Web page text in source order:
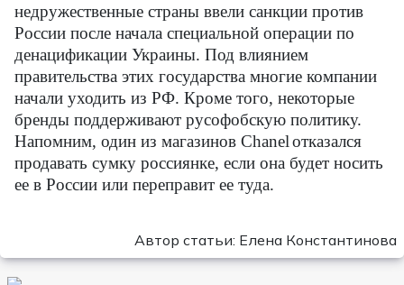
недружественные страны ввели санкции против
России после начала специальной операции по
денацификации Украины. Под влиянием
правительства этих государства многие компании
начали уходить из РФ. Кроме того, некоторые
бренды поддерживают русофобскую политику.
Напомним, один из магазинов Chanelотказался
продавать сумку россиянке, если она будет носить
ее в России или переправит ее туда.
Автор статьи: Елена Константинова